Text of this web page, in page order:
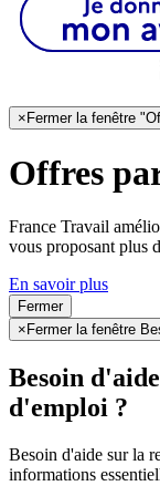
×Fermer la fenêtre
Offres
France Travail
vous proposant plus
En savoir plus
Fermer
× Fermer la fenêtre
Besoin
d'emploi ?
Besoin d'aide sur la
informations